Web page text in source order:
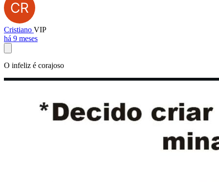
Cristiano VIP
há 9 meses
O infeliz é corajoso